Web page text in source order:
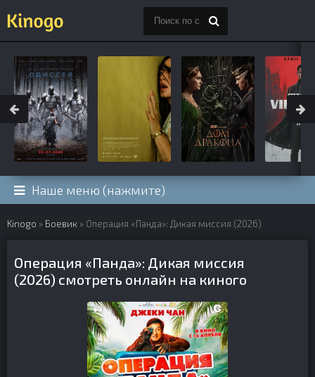
Наше меню (нажмите)
Kinogo » Боевик » Операция «Панда»: Дикая миссия (2026)
Операция «Панда»: Дикая миссия
(2026) смотреть онлайн на киного